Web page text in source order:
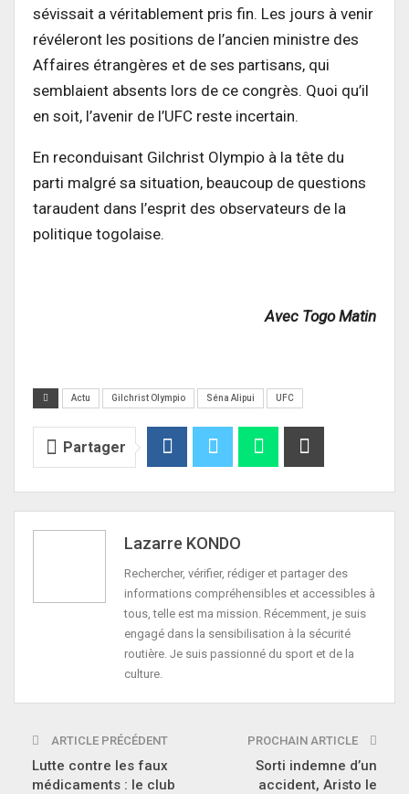
sévissait a véritablement pris fin. Les jours à venir
révéleront les positions de l’ancien ministre des
Affaires étrangères et de ses partisans, qui
semblaient absents lors de ce congrès. Quoi qu’il
en soit, l’avenir de l’UFC reste incertain.
En reconduisant Gilchrist Olympio à la tête du
parti malgré sa situation, beaucoup de questions
taraudent dans l’esprit des observateurs de la
politique togolaise.
Avec Togo Matin
Actu Gilchrist Olympio Séna Alipui UFC
Partager
Lazarre KONDO
Rechercher, vérifier, rédiger et partager des
informations compréhensibles et accessibles à
tous, telle est ma mission. Récemment, je suis
engagé dans la sensibilisation à la sécurité
routière. Je suis passionné du sport et de la
culture.
ARTICLE PRÉCÉDENT
Lutte contre les faux
médicaments : le club
PROCHAIN ARTICLE
Sorti indemne d’un
accident, Aristo le